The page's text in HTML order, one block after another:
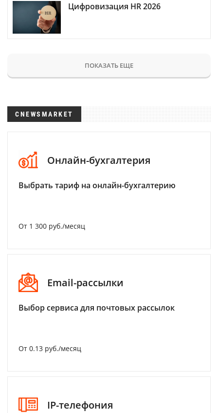
Цифровизация HR 2026
ПОКАЗАТЬ ЕЩЕ
CNEWSMARKET
Онлайн-бухгалтерия
Выбрать тариф на онлайн-бухгалтерию
От 1 300 руб./месяц
Email-рассылки
Выбор сервиса для почтовых рассылок
От 0.13 руб./месяц
IP-телефония